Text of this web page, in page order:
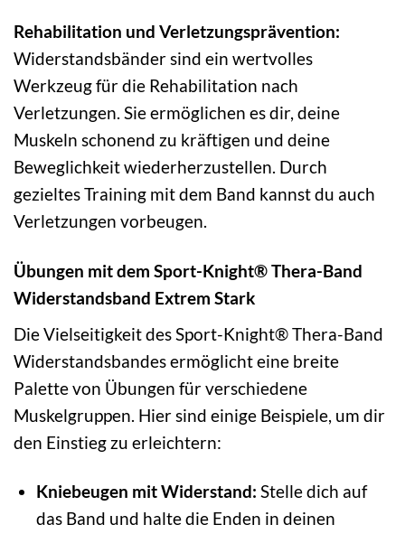
Rehabilitation und Verletzungsprävention:
Widerstandsbänder sind ein wertvolles
Werkzeug für die Rehabilitation nach
Verletzungen. Sie ermöglichen es dir, deine
Muskeln schonend zu kräftigen und deine
Beweglichkeit wiederherzustellen. Durch
gezieltes Training mit dem Band kannst du auch
Verletzungen vorbeugen.
Übungen mit dem Sport-Knight® Thera-Band
Widerstandsband Extrem Stark
Die Vielseitigkeit des Sport-Knight® Thera-Band
Widerstandsbandes ermöglicht eine breite
Palette von Übungen für verschiedene
Muskelgruppen. Hier sind einige Beispiele, um dir
den Einstieg zu erleichtern:
Kniebeugen mit Widerstand: Stelle dich auf
das Band und halte die Enden in deinen